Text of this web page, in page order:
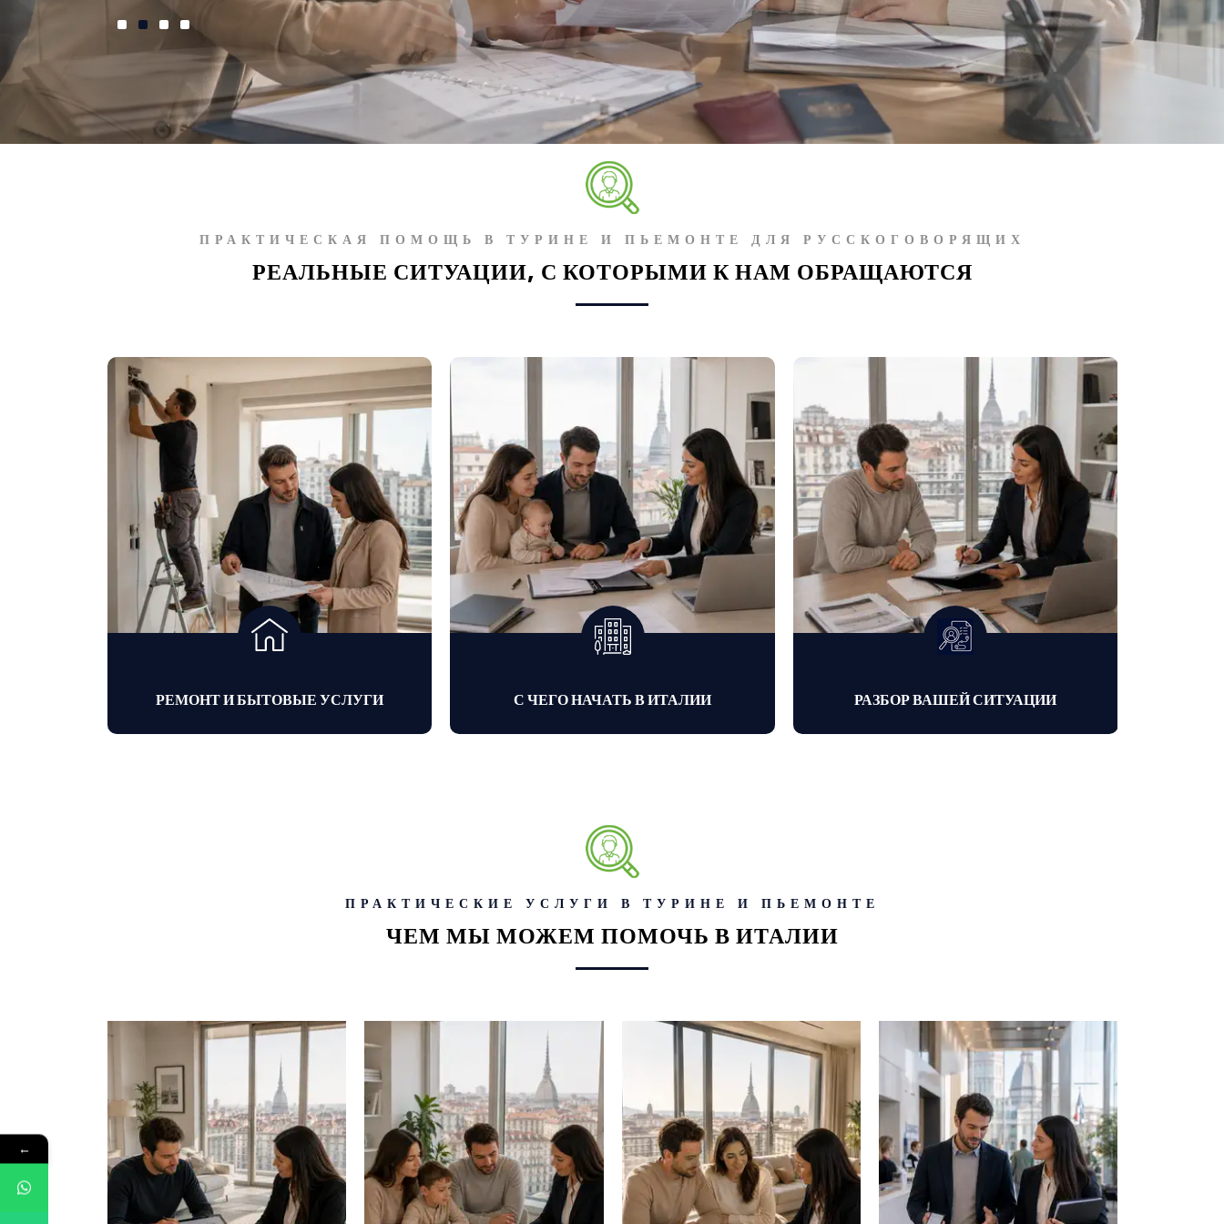
ПРАКТИЧЕСКАЯ ПОМОЩЬ В ТУРИНЕ И ПЬЕМОНТЕ ДЛЯ РУССКОГОВОРЯЩИХ
РЕАЛЬНЫЕ СИТУАЦИИ, С КОТОРЫМИ К НАМ ОБРАЩАЮТСЯ
РЕМОНТ И БЫТОВЫЕ УСЛУГИ С ЧЕГО НАЧАТЬ В ИТАЛИИ РАЗБОР ВАШЕЙ СИТУАЦИИ
ПРАКТИЧЕСКИЕ УСЛУГИ В ТУРИНЕ И ПЬЕМОНТЕ
ЧЕМ МЫ МОЖЕМ ПОМОЧЬ В ИТАЛИИ
←